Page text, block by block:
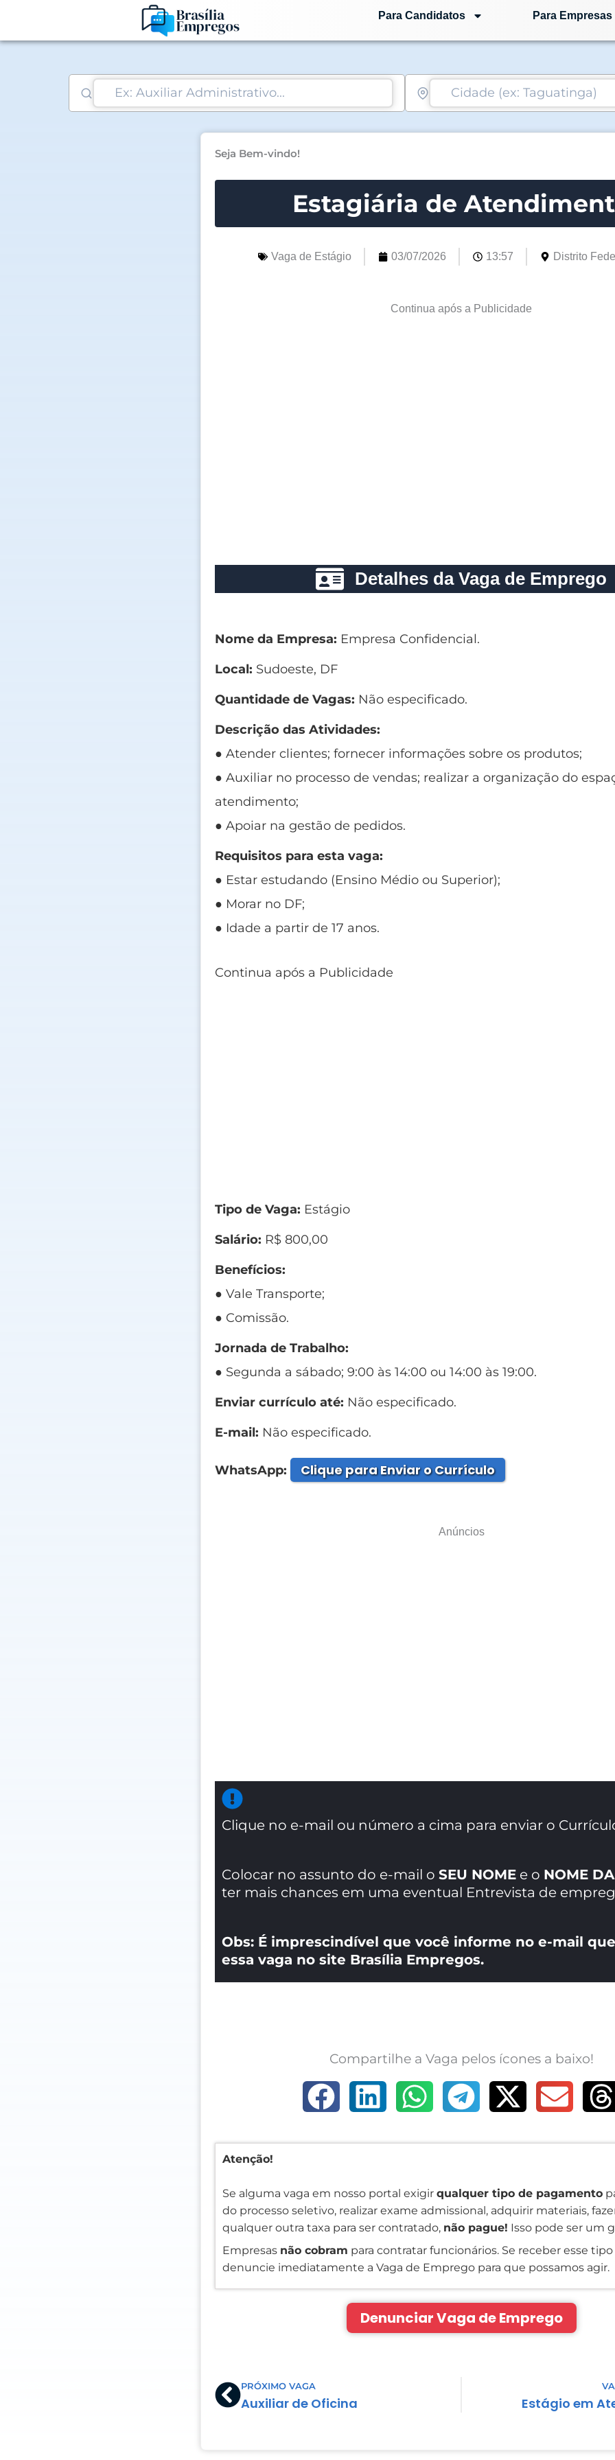
o
Para Candidatos Para Empresas
Seja Bem-vindo!
Estagiária de
Vaga de Estágio 03/07/2026 13:57 Distrito
Continua após a Publicidade
Detalhes da Vaga de Emprego
Nome da Empresa: Empresa Confidencial.
Local: Sudoeste, DF
Quantidade de Vagas: Não especificado.
Descrição das Atividades:
● Atender clientes; fornecer informações sobre os produtos;
● Auxiliar no processo de vendas; realizar a organização do
atendimento;
● Apoiar na gestão de pedidos.
Requisitos para esta vaga:
● Estar estudando (Ensino Médio ou Superior);
● Morar no DF;
● Idade a partir de 17 anos.
Continua após a Publicidade
Tipo de Vaga: Estágio
Salário: R$ 800,00
Benefícios:
● Vale Transporte;
● Comissão.
Jornada de Trabalho:
● Segunda a sábado; 9:00 às 14:00 ou 14:00 às 19:00.
Enviar currículo até: Não especificado.
E-mail: Não especificado.
WhatsApp: Clique para Enviar o Currículo
Anúncios
Clique no e-mail ou número a cima para enviar o
Colocar no assunto do e-mail oSEU NOME e o NOME
ter mais chances em uma eventual Entrevista de
Obs: É imprescindível que você informe no e-mail
essa vaga no site Brasília Empregos.
Compartilhe a Vaga pelos ícones a baixo!
Atenção!
Se alguma vaga em nosso portal exigirqualquer tipo de pagamento
do processo seletivo, realizar exame admissional, adquirir materiais,
qualquer outra taxa para ser contratado, não pague! Isso pode ser um
Empresas não cobram para contratar funcionários. Se receber esse
denuncie imediatamente a Vaga de Emprego para que possamos agir.
Denunciar Vaga de Emprego
PrevPRÓXIMO VAGA
Auxiliar de Oficina Estágio em